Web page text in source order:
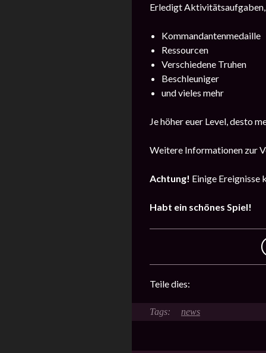
Erledigt Aktivitätsaufgaben,
Kommandantenmedaille
Ressourcen
Verschiedene Truhen
Beschleuniger
und vieles mehr
Je höher euer Level, desto
Weitere Informationen zur
Achtung! Einige Ereignisse
Habt ein schönes Spiel!
Teile dies:
news